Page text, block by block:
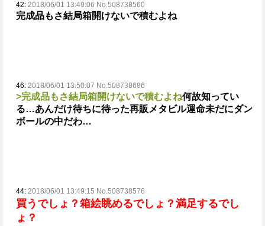
42: 2018/06/01 13:49:06 No.508738560
完成品もさ結局箱開けないで積むよね
46: 2018/06/01 13:50:07 No.508738686
>完成品もさ結局箱開けないで積むよね何故知ってい
る…あんだけ待ちに待った再販メタビル運命未だにダン
ボールの中だわ…
44: 2018/06/01 13:49:15 No.508738576
買うでしょ？ 箱絵眺めるでしょ？ 満足するでし
ょ？